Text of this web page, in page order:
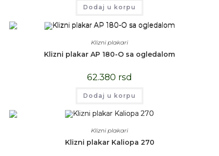
Dodaj u korpu
Klizni plakari
Klizni plakar AP 180-O sa ogledalom
62.380 rsd
Dodaj u korpu
Klizni plakari
Klizni plakar Kaliopa 270